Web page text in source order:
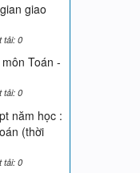
giao
tải: 0
Toán -
tải: 0
năm học :
(thời
tải: 0